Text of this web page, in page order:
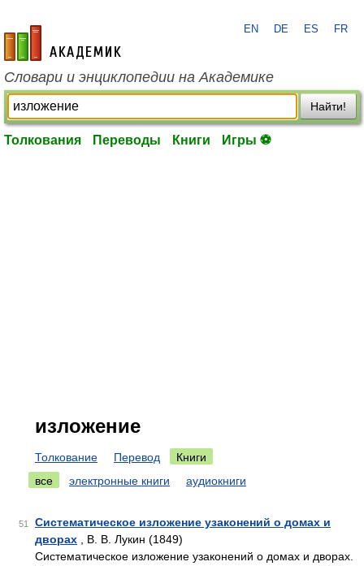
academic.ru
EN DE ES FR
Словари и энциклопедии на Академике
Найти!
Толкования Переводы Книги Игры ⚽
изложение
Толкование Перевод
Книги
все
электронные книги аудиокниги
51
Систематическое изложение узаконений о домах и
дворах , В. В. Лукин (1849)
Систематическое изложение узаконений о домах и дворах.